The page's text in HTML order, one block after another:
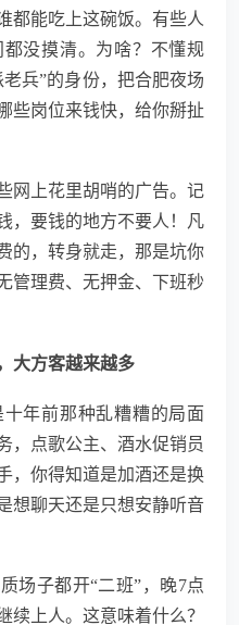
都能吃上这碗饭。有些人
没摸清。为啥？不懂规
兵”的身份，把合肥夜场
些岗位来钱快，给你掰扯
网上花里胡哨的广告。记
，要钱的地方不要人！凡
的，转身就走，那是坑你
管理费、无押金、下班秒
大方客越来越多
年前那种乱糟糟的局面
，点歌公主、酒水促销员
，你得知道是加酒还是换
想聊天还是只想安静听音
场子都开“二班”，晚7点
续上人。这意味着什么？